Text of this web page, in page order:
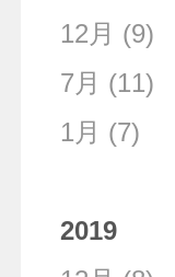
12月 (9)
7月 (11)
1月 (7)
2019